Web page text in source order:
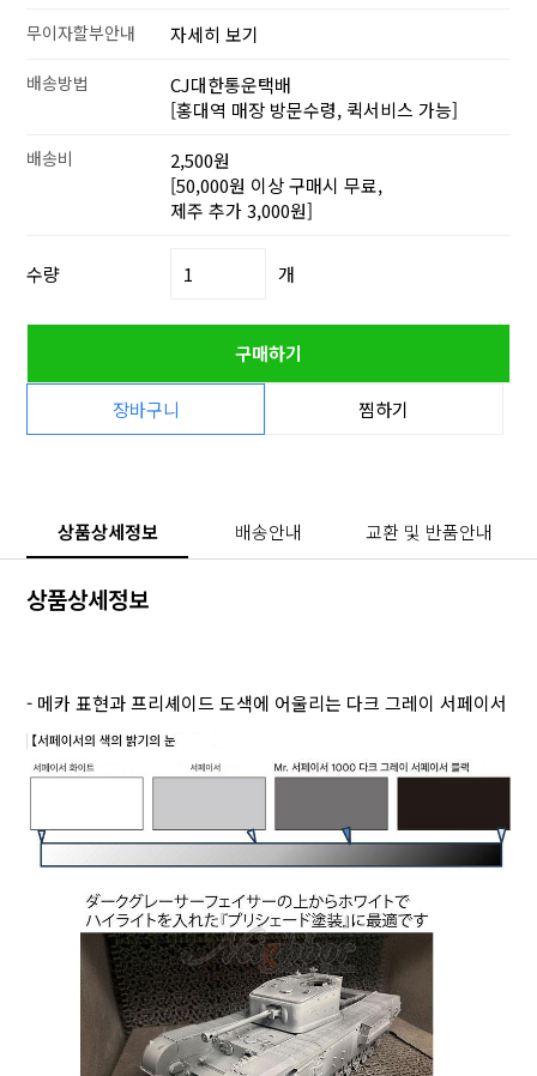
무이자할부안내 자세히 보기
배송방법
CJ대한통운택배
[홍대역 매장 방문수령, 퀵서비스 가능]
배송비
2,500원
[50,000원 이상 구매시 무료,
제주 추가 3,000원]
수량 개
구매하기
장바구니 찜하기
상품상세정보 배송안내 교환 및 반품안내
상품상세정보
- 메카 표현과 프리셰이드 도색에 어울리는 다크 그레이 서페이서